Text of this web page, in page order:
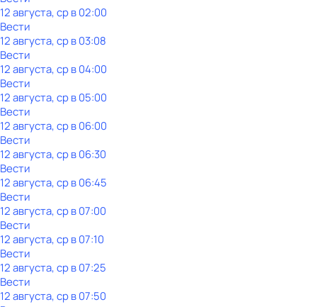
12 августа, ср в 02:00
Вести
12 августа, ср в 03:08
Вести
12 августа, ср в 04:00
Вести
12 августа, ср в 05:00
Вести
12 августа, ср в 06:00
Вести
12 августа, ср в 06:30
Вести
12 августа, ср в 06:45
Вести
12 августа, ср в 07:00
Вести
12 августа, ср в 07:10
Вести
12 августа, ср в 07:25
Вести
12 августа, ср в 07:50